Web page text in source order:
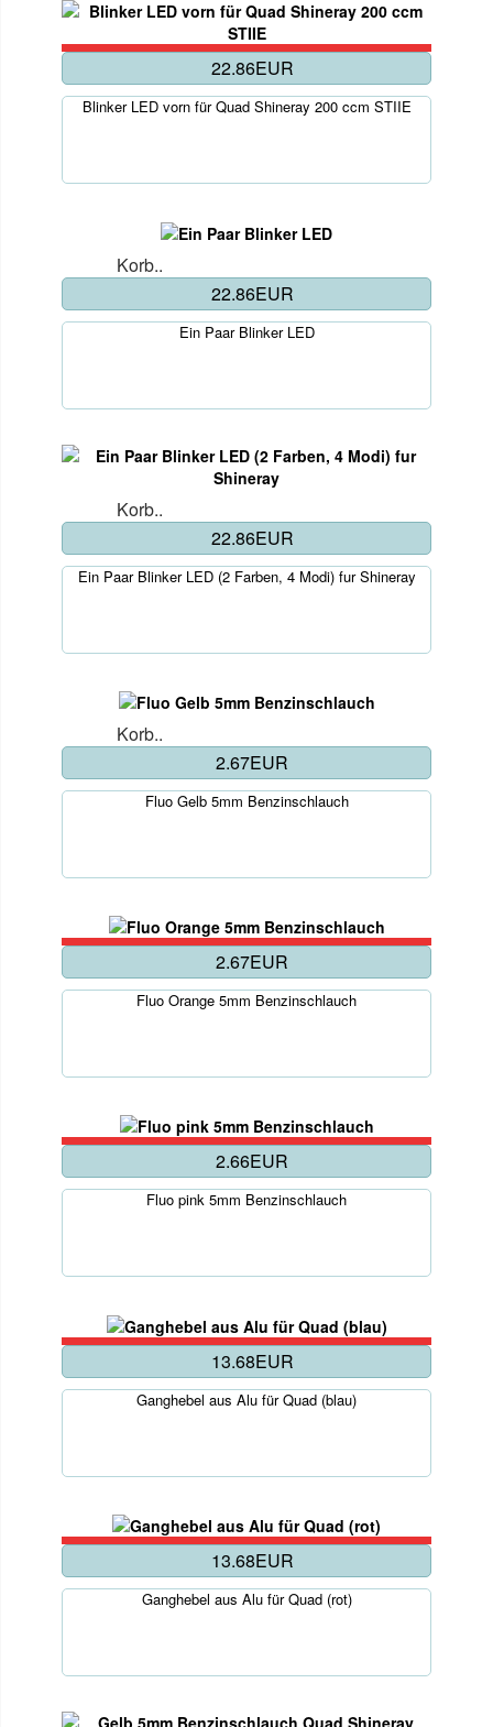
22.86EUR
Blinker LED vorn für Quad Shineray 200 ccm STIIE
Korb..
22.86EUR
Ein Paar Blinker LED
Korb..
22.86EUR
Ein Paar Blinker LED (2 Farben, 4 Modi) fur Shineray
Korb..
2.67EUR
Fluo Gelb 5mm Benzinschlauch
2.67EUR
Fluo Orange 5mm Benzinschlauch
2.66EUR
Fluo pink 5mm Benzinschlauch
13.68EUR
Ganghebel aus Alu für Quad (blau)
13.68EUR
Ganghebel aus Alu für Quad (rot)